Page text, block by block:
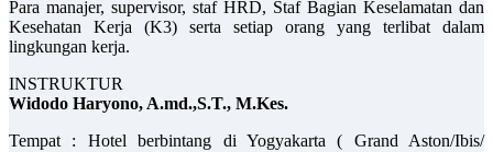
Para manajer, supervisor, staf HRD, Staf Bagian Keselamatan dan
Kesehatan Kerja (K3) serta setiap orang yang terlibat dalam
lingkungan kerja.
INSTRUKTUR
Widodo Haryono, A.md.,S.T., M.Kes.
Tempat : Hotel berbintang di Yogyakarta ( Grand Aston/Ibis/